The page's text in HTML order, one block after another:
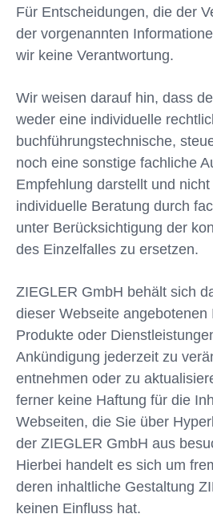
Für Entscheidungen, die der
der vorgenannten
wir keine Verantwortung.
Wir weisen darauf hin, dass
weder eine individuelle
buchführungstechnische,
noch eine sonstige fachliche
Empfehlung darstellt und
individuelle Beratung durch
unter Berücksichtigung der
des Einzelfalles zu ersetzen.
ZIEGLER GmbH behält sich
dieser Webseite angebotenen
Produkte oder
Ankündigung jederzeit zu
entnehmen oder zu
ferner keine Haftung für die
Webseiten, die Sie über
der ZIEGLER GmbH aus
Hierbei handelt es sich um
deren inhaltliche Gestaltung
keinen Einfluss hat.